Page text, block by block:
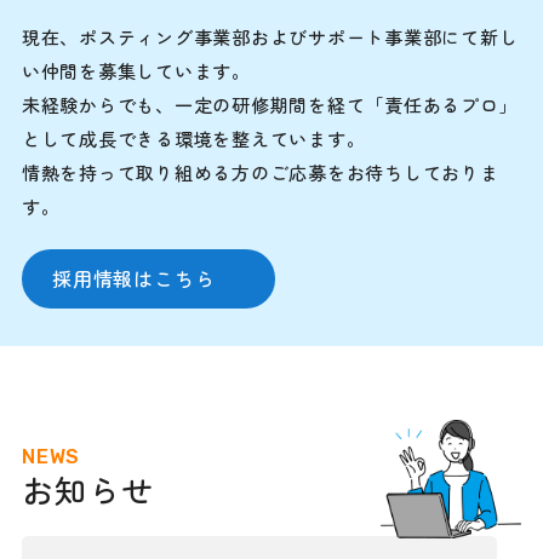
現在、ポスティング事業部およびサポート事業部にて新し
い仲間を募集しています。
未経験からでも、一定の研修期間を経て「責任あるプロ」
として成長できる環境を整えています。
情熱を持って取り組める方のご応募をお待ちしておりま
す。
採用情報はこちら
NEWS
お知らせ